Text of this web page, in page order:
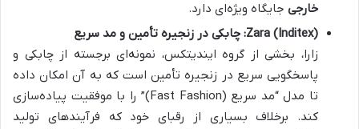
خارجی جایگاه ویژه‌ای دارد.
Zara (Inditex): چابکی در زنجیره تأمین و مد سریع
زارا، بخشی از گروه ایندیتکس، نمونه‌ای برجسته از چابکی و
پاسخگویی سریع در زنجیره تأمین است که به آن امکان داده
تا مدل “مد سریع (Fast Fashion)” را با موفقیت پیاده‌سازی
کند. برخلاف بسیاری از رقبای خود که فرآیندهای تولید